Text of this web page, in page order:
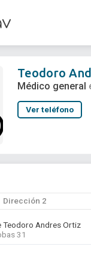
Ortiz
Teodoro
Médico general
Ver teléfono
Dirección 2
Teodoro Andres Ortiz
31